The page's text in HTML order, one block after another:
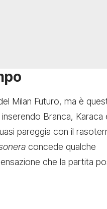
Milan Futuro, ma è
Branca, Karaca
pareggia con il
concede qualche
che la partita